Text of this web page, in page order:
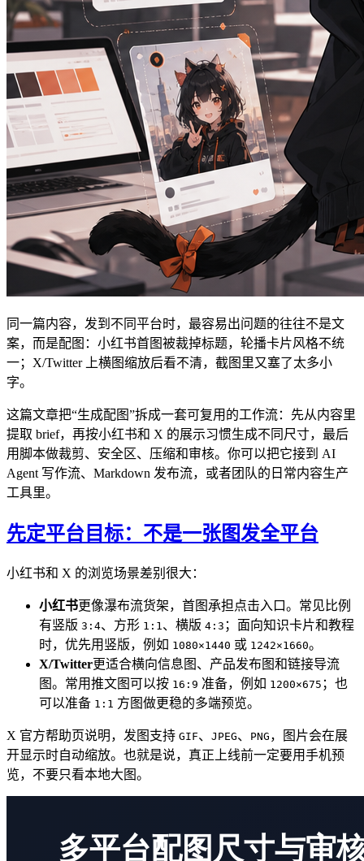
同一篇内容，发到不同平台时，最容易出问题的往往不是文
案，而是配图：小红书首图被裁掉标题，轮播卡片风格不统
一；X/Twitter 上横图缩放后看不清，截图里又塞了太多小
字。
这篇文章把“生成配图”拆成一套可复用的工作流：先从内容里
提取 brief，再按小红书和 X 的展示习惯生成不同尺寸，最后
用脚本做裁剪、安全区、压缩和审核。你可以把它接到 AI
Agent 写作流、Markdown 发布流，或者团队的日常内容生产
工具里。
先定平台目标：不是一张图发全平台
小红书和 X 的浏览场景差别很大：
小红书更像瀑布流货架，首图承担点击入口。常见比例
有竖版 3:4、方形 1:1 、横版 4:3 ；面向知识卡片和教程
时，优先用竖版，例如 1080×1440 或 1242×1660。
X/Twitter更适合横向信息图、产品发布图和链接导流
图。常用推文图可以按 16:9 准备，例如 1200×675 ；也
可以准备 1:1 方图做更稳的多端预览。
X 官方帮助页说明，发图支持 GIF、 JPEG、 PNG ，图片会在展
开显示时自动缩放。也就是说，真正上线前一定要用手机预
览，不要只看本地大图。